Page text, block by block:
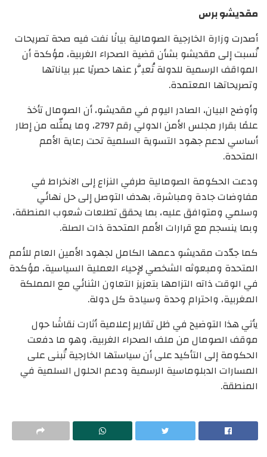
مقديشو برس
أصدرت وزارة الخارجية الصومالية بيانًا نفت فيه صحة تصريحات
نُسبت إلى مقديشو بشأن قضية الصحراء الغربية، مؤكدة أن
المواقف الرسمية للدولة تُعبَّر عنها حصريًا عبر بياناتها
وتصريحاتها المعتمدة.
وأوضح البيان، الصادر اليوم في مقديشو، أن الصومال تأخذ
علمًا بقرار مجلس الأمن الدولي رقم 2797، وما يمثّله من إطار
أساسي لدعم جهود التسوية السلمية تحت رعاية الأمم
المتحدة.
ودعت الحكومة الصومالية طرفي النزاع إلى الانخراط في
مفاوضات جادة ومباشرة، بهدف التوصل إلى حل نهائي
وسلمي ومتوافق عليه، بما يحقق تطلعات شعوب المنطقة،
وبما ينسجم مع قرارات الأمم المتحدة ذات الصلة.
كما جدّدت مقديشو دعمها الكامل لجهود الأمين العام للأمم
المتحدة ومبعوثه الشخصي لإحياء العملية السياسية، مؤكدة
في الوقت ذاته التزامها بتعزيز التعاون الثنائي مع المملكة
المغربية، واحترام وحدة وسيادة كل دولة.
يأتي هذا التوضيح في ظل تقارير إعلامية أثارت نقاشًا حول
موقف الصومال من ملف الصحراء الغربية، وهو ما دفعت
الحكومة إلى التأكيد على أن سياستها الخارجية تُبنى على
المسارات الدبلوماسية الرسمية ودعم الحلول السلمية في
المنطقة.